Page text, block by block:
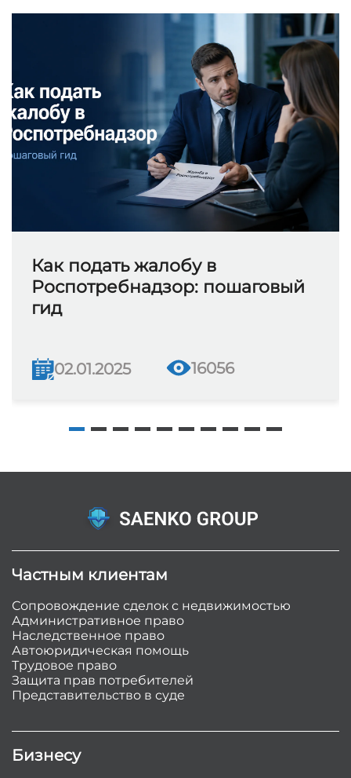
Как подать жалобу в
Роспотребнадзор: пошаговый
гид
02.01.2025 16056
Частным клиентам
Сопровождение сделок с недвижимостью
Административное право
Наследственное право
Автоюридическая помощь
Трудовое право
Защита прав потребителей
Представительство в суде
Бизнесу